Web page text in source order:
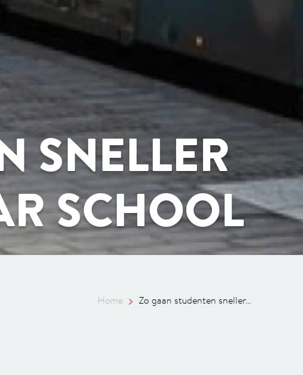
SNELLER
SCHOOL
Home Zo gaan studenten sneller...